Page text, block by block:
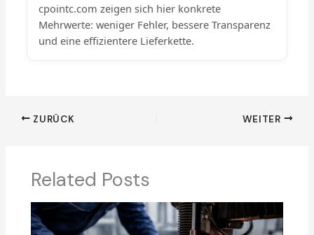
cpointc.com zeigen sich hier konkrete
Mehrwerte: weniger Fehler, bessere Transparenz
und eine effizientere Lieferkette.
ZURÜCK WEITER
Related Posts